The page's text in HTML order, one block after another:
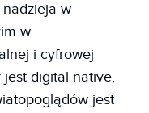
nadzieja w
w
i cyfrowej
digital native,
jest